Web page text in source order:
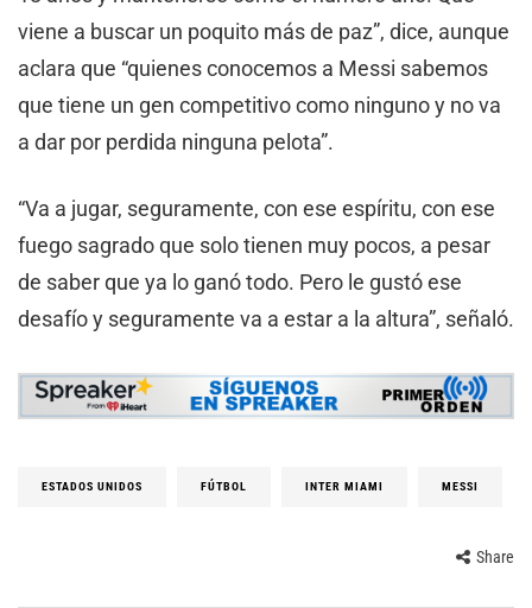
viene a buscar un poquito más de paz”, dice, aunque
aclara que “quienes conocemos a Messi sabemos
que tiene un gen competitivo como ninguno y no va
a dar por perdida ninguna pelota”.
“Va a jugar, seguramente, con ese espíritu, con ese
fuego sagrado que solo tienen muy pocos, a pesar
de saber que ya lo ganó todo. Pero le gustó ese
desafío y seguramente va a estar a la altura”, señaló.
ESTADOS UNIDOS FÚTBOL INTER MIAMI MESSI
Share